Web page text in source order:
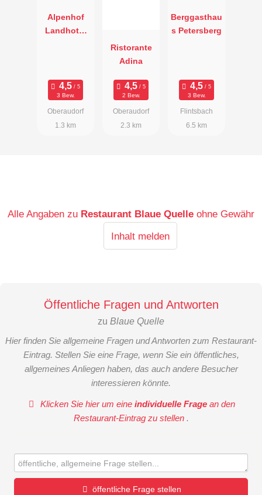
Alpenhof
Landhotel
3 Bew.
Oberaudorf
1.3 km
Ristorante
Adina
2 Bew.
Oberaudorf
2.3 km
Berggasthau
s Petersberg
3 Bew.
Flintsbach
6.5 km
Alle Angaben zu Restaurant Blaue Quelle ohne Gewähr
Inhalt melden
Öffentliche Fragen und Antworten
zu Blaue Quelle
Hier finden Sie allgemeine Fragen und Antworten zum Restaurant-
Eintrag. Stellen Sie eine Frage, wenn Sie ein öffentliches,
allgemeines Anliegen haben, das auch andere Besucher
interessieren könnte.
Klicken Sie hier um eineindividuelle Frage an den
Restaurant-Eintrag zu stellen .
öffentliche Frage stellen